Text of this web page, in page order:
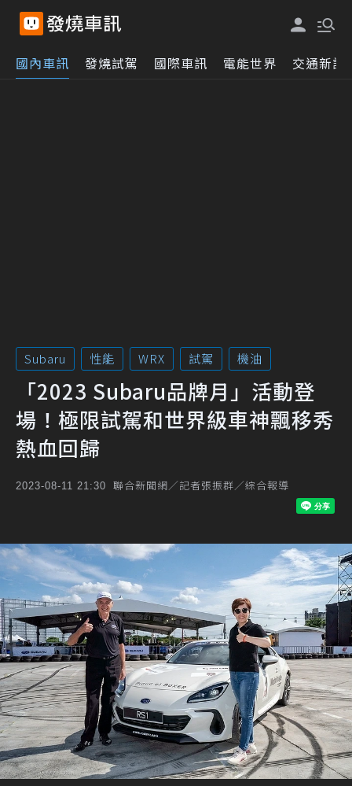
國內車訊 發燒試駕 國際車訊 電能世界 交通新訊
Subaru 性能 WRX 試駕 機油
「2023 Subaru品牌月」活動登
場！極限試駕和世界級車神飄移秀
熱血回歸
2023-08-11 21:30 聯合新聞網／記者張振群／綜合報導